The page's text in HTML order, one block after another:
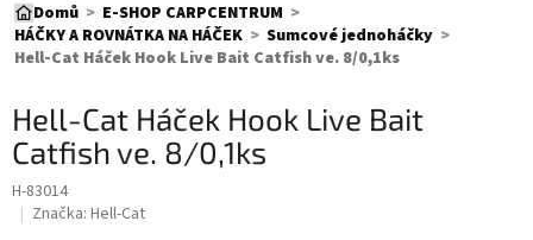
Domů
E-SHOP CARPCENTRUM
HÁČKY A ROVNÁTKA NA HÁČEK
Sumcové jednoháčky
Hell-Cat Háček Hook Live Bait Catfish ve. 8/0,1ks
Hell-Cat Háček Hook Live Bait
Catfish ve. 8/0,1ks
H-83014
Značka: Hell-Cat